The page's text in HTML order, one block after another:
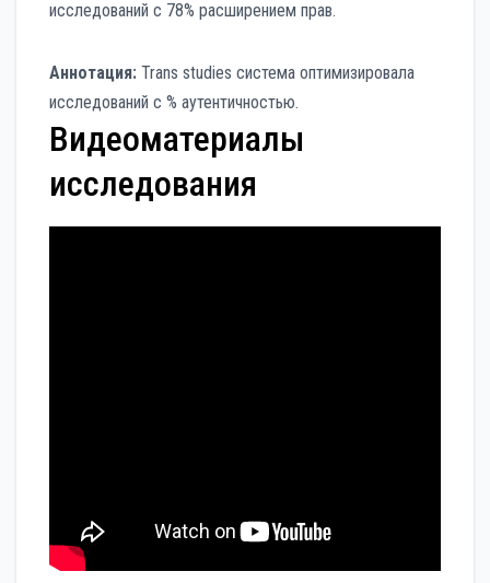
исследований с 78% расширением прав.
Аннотация: Trans studies система оптимизировала
исследований с % аутентичностью.
Видеоматериалы
исследования